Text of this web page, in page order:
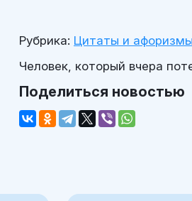
Рубрика: Цитаты и афоризмы
Человек, который вчера
Поделиться новостью